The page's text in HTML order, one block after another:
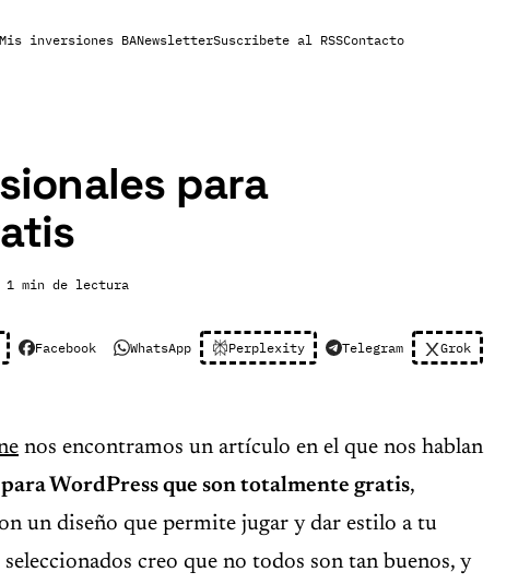
inversiones BANewsletterSuscribete al RSSContacto
para
1 min de lectura
Facebook WhatsApp Perplexity Telegram Grok
nos encontramos un artículo en el que nos hablan
WordPress que son totalmente gratis,
un diseño que permite jugar y dar estilo a tu
creo que no todos son tan buenos, y